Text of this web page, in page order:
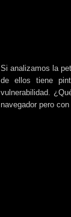
Si analizamos la
de ellos tiene
vulnerabilidad.
navegador pero